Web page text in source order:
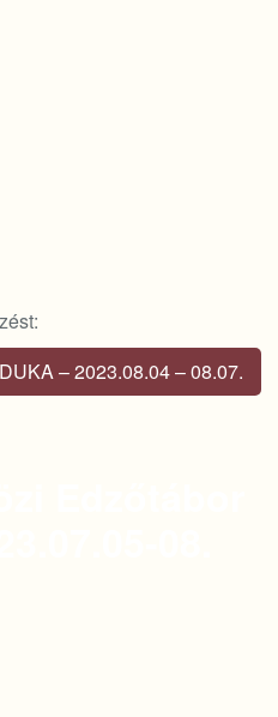
– 2023.08.04 – 08.07.